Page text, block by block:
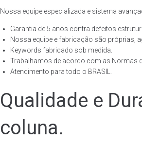
Nossa equipe especializada e sistema
Garantia de 5 anos contra defeitos
Nossa equipe e fabricação são próprias,
Keywords fabricado sob medida.
Trabalhamos de acordo com as Normas
Atendimento para todo o BRASIL.
Qualidade e
coluna.